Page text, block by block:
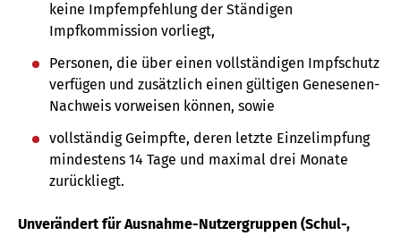
keine Impfempfehlung der Ständigen
Impfkommission vorliegt,
Personen, die über einen vollständigen Impfschutz
verfügen und zusätzlich einen gültigen Genesenen-
Nachweis vorweisen können, sowie
vollständig Geimpfte, deren letzte Einzelimpfung
mindestens 14 Tage und maximal drei Monate
zurückliegt.
Unverändert für Ausnahme-Nutzergruppen (Schul-,